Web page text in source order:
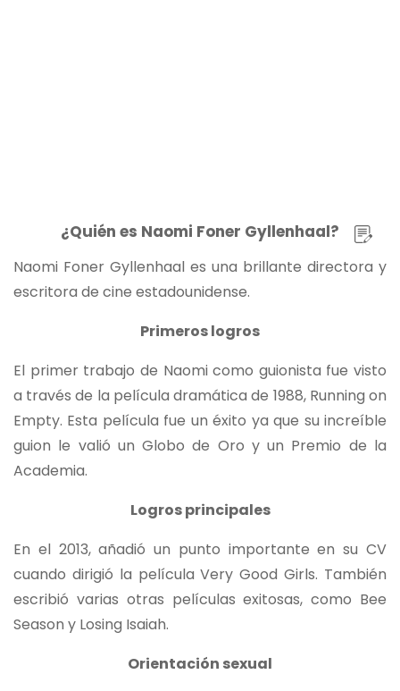
¿Quién es Naomi Foner Gyllenhaal?
Naomi Foner Gyllenhaal es una brillante directora y
escritora de cine estadounidense.
Primeros logros
El primer trabajo de Naomi como guionista fue visto
a través de la película dramática de 1988, Running on
Empty. Esta película fue un éxito ya que su increíble
guion le valió un Globo de Oro y un Premio de la
Academia.
Logros principales
En el 2013, añadió un punto importante en su CV
cuando dirigió la película Very Good Girls. También
escribió varias otras películas exitosas, como Bee
Season y Losing Isaiah.
Orientación sexual